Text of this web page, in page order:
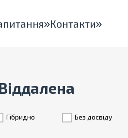
Контакти
Гiбридно Без досвіду